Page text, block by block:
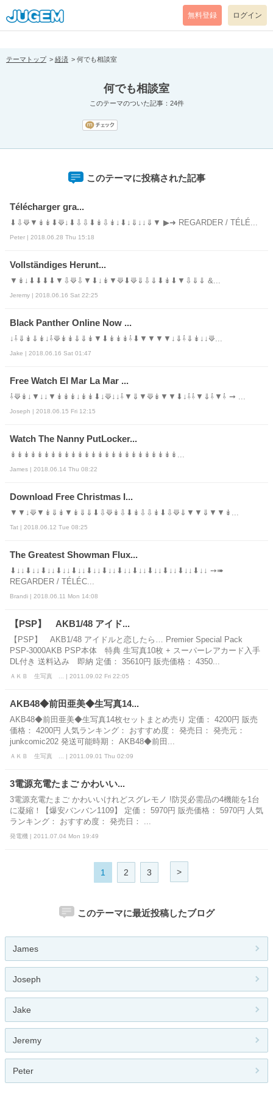
[pear_error: message="Success" code=0 mode=return level=notice
prefix="" info=""]
無料登録 ログイン
テーマトップ 経済 何でも相談室
何でも相談室
このテーマのついた記事：24件
このテーマに投稿された記事
Télécharger gra...
⬇⇩⟱▼↡↡⬇⟱↓⬇⇩⇩⬇↡⇩↡↓⬇↓⇓↓↓⇓▼ ▶➜ REGARDER / TÉLÉ...
Peter | 2018.06.28 Thu 15:18
Vollständiges Herunt...
▼↡↓⬇⬇⬇⬇▼⇩⟱⇩▼⬇↓↡▼⟱⬇⟱⇓⇩⇓⬇↡⬇▼⇩⇓⇓ &...
Jeremy | 2018.06.16 Sat 22:25
Black Panther Online Now ...
↓⇩⇓↡⇓↡↓⇩⟱↡↡⇓⇓↡▼⬇↡↡↡⇩⬇▼▼▼▼↓⇓⇩⇓↡↓↓⟱...
Jake | 2018.06.16 Sat 01:47
Free Watch El Mar La Mar ...
⇩⟱↡↓▼↓↓▼↡↡↡↓↡↡⬇↓⟱↓↓⇩▼⇓▼⟱↡▼▼⬇↓⇩⇩▼⇓⇩▼⇩ ➞ ...
Joseph | 2018.06.15 Fri 12:15
Watch The Nanny PutLocker...
↡↡↡↡↡↡↡↡↡↡↡↡↡↡↡↡↡↡↡↡↡↡↡↡↡...
James | 2018.06.14 Thu 08:22
Download Free Christmas I...
▼▼↓⟱▼↡⇓↡▼↡⇓⇓⬇⇩⟱↡⇩⬇↡⇩⇩↡⬇⇩⟱⇓▼▼⇓▼▼↡...
Tat | 2018.06.12 Tue 08:25
The Greatest Showman Flux...
⬇↓↓⬇↓↓⬇↓↓⬇↓↓⬇↓↓⬇↓↓⬇↓↓⬇↓↓⬇↓↓⬇↓↓⬇↓↓⬇↓↓⬇↓↓ ➙➠
REGARDER / TÉLÉC...
Brandi | 2018.06.11 Mon 14:08
【PSP】 AKB1/48 アイド...
【PSP】 AKB1/48 アイドルと恋したら… Premier Special Pack
PSP-3000AKB PSP本体 特典 生写真10枚 + スーパーレアカード入手
DL付き 送料込み 即納 定価： 35610円 販売価格： 4350...
ＡＫＢ 生写真 ... | 2011.09.02 Fri 22:05
AKB48◆前田亜美◆生写真14...
AKB48◆前田亜美◆生写真14枚セットまとめ売り 定価： 4200円 販売
価格： 4200円 人気ランキング： おすすめ度： 発売日： 発売元：
junkcomic202 発送可能時期： AKB48◆前田...
ＡＫＢ 生写真 ... | 2011.09.01 Thu 02:09
3電源充電たまご かわいい...
3電源充電たまご かわいいけれどスグレモノ !防災必需品の4機能を1台
に凝縮！【爆安バンバン1109】 定価： 5970円 販売価格： 5970円 人気
ランキング： おすすめ度： 発売日： ...
発電機 | 2011.07.04 Mon 19:49
1 2 3 >
このテーマに最近投稿したブログ
James
Joseph
Jake
Jeremy
Peter